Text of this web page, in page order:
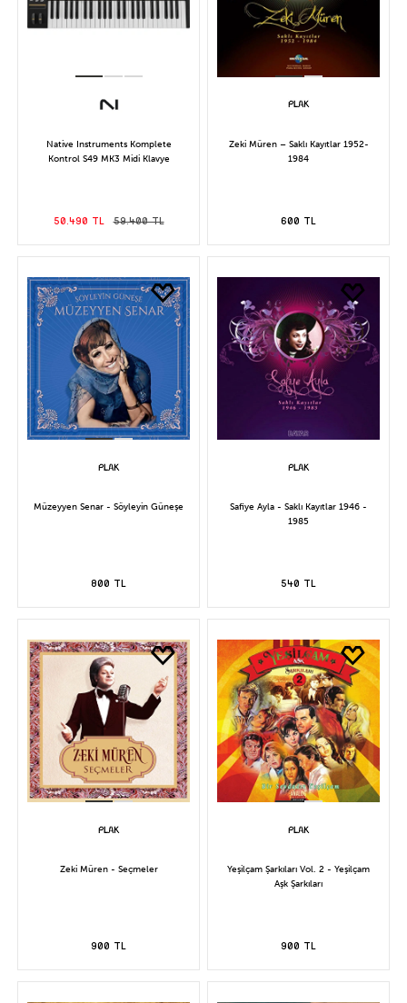
Native Instruments Komplete
Kontrol S49 MK3 Midi Klavye
50.490 TL 59.400 TL
Zeki Müren – Saklı Kayıtlar 1952-
1984
600 TL
Müzeyyen Senar - Söyleyin Güneşe
800 TL
Safiye Ayla - Saklı Kayıtlar 1946 -
1985
540 TL
Zeki Müren - Seçmeler
900 TL
Yeşilçam Şarkıları Vol. 2 - Yeşilçam
Aşk Şarkıları
900 TL